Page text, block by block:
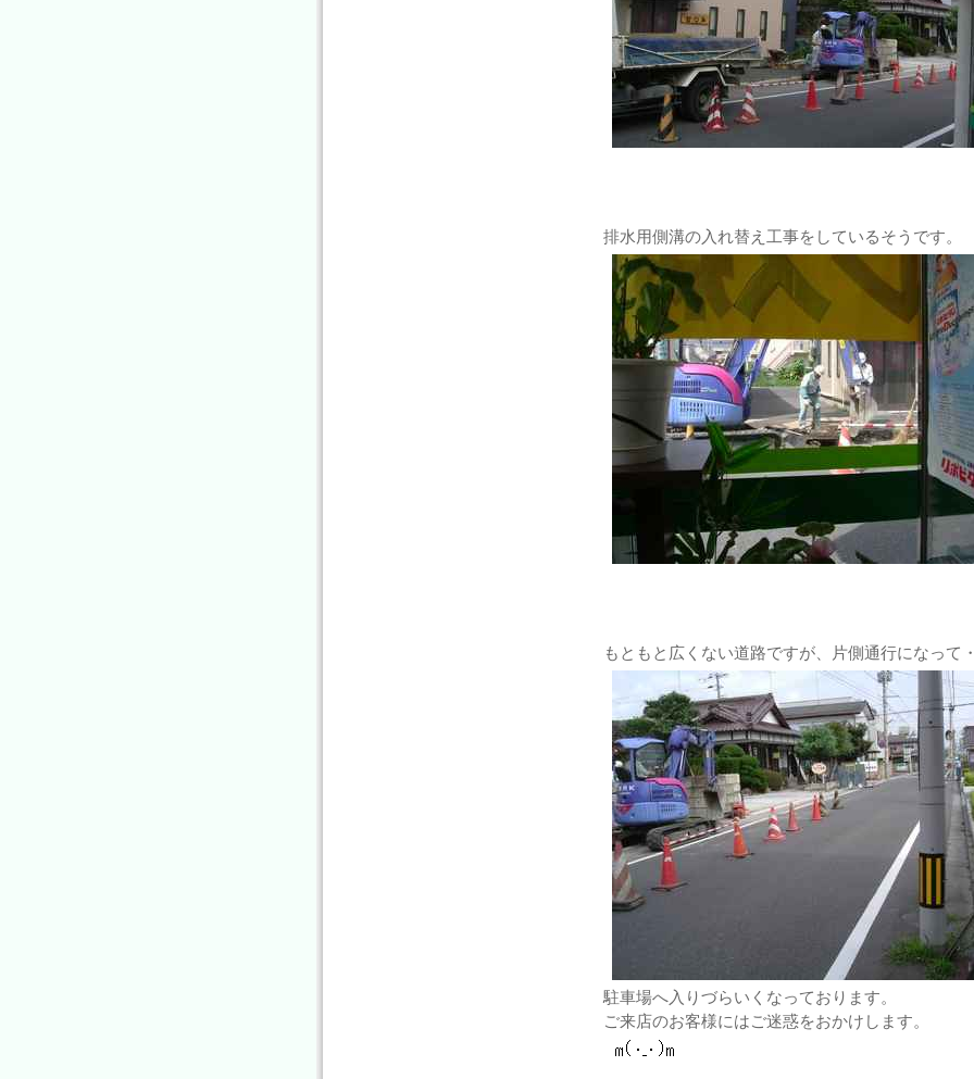
排水用側溝の入れ替え工事をしているそうです。
もともと広くない道路ですが、片側通行になって
駐車場へ入りづらいくなっております。
ご来店のお客様にはご迷惑をおかけします。